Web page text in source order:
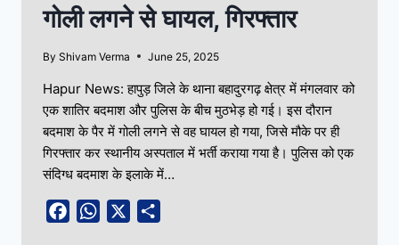
गोली लगने से घायल, गिरफ्तार
By Shivam Verma June 25, 2025
Hapur News: हापुड़ जिले के थाना बहादुरगढ़ क्षेत्र में मंगलवार को
एक शातिर बदमाश और पुलिस के बीच मुठभेड़ हो गई। इस दौरान
बदमाश के पैर में गोली लगने से वह घायल हो गया, जिसे मौके पर ही
गिरफ्तार कर स्थानीय अस्पताल में भर्ती कराया गया है। पुलिस को एक
संदिग्ध बदमाश के इलाके में…
FacebookWhatsApp